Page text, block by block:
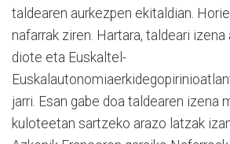
taldearen aurkezpen ekitaldian.
nafarrak ziren. Hartara, taldeari izena
diote eta Euskaltel-
jarri. Esan gabe doa taldearen izena
kuloteetan sartzeko arazo latzak